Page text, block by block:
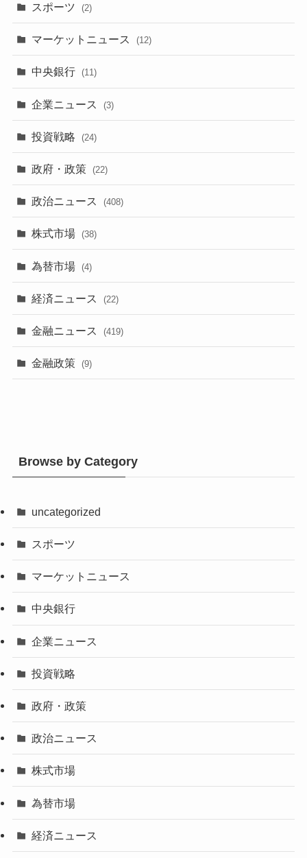
スポーツ (2)
マーケットニュース (12)
中央銀行 (11)
企業ニュース (3)
投資戦略 (24)
政府・政策 (22)
政治ニュース (408)
株式市場 (38)
為替市場 (4)
経済ニュース (22)
金融ニュース (419)
金融政策 (9)
Browse by Category
uncategorized
スポーツ
マーケットニュース
中央銀行
企業ニュース
投資戦略
政府・政策
政治ニュース
株式市場
為替市場
経済ニュース